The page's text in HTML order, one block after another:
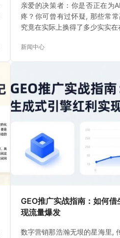
亲爱的决策者：你是否正在为
疼？你可曾有过怀疑, 那些常
究竟在实际上换得了多少实实
新闻中心
GEO推广实战指南：如何
现流量爆发
数字营销那浩瀚无垠的星海里,